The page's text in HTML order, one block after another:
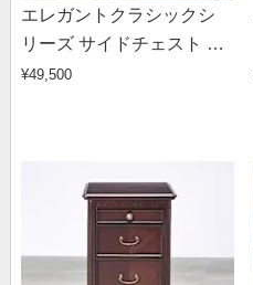
エレガントクラシックシ
リーズ サイドチェスト 幅
45cm高さ60cm
¥49,500